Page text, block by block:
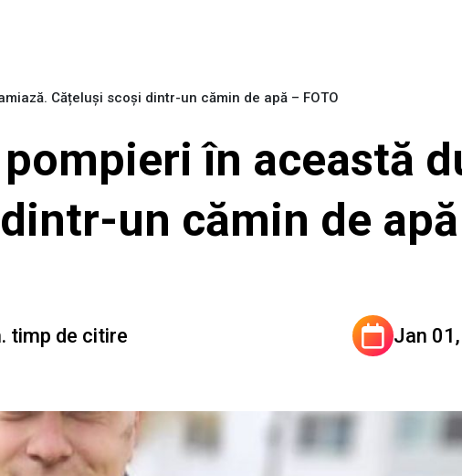
Cățeluși scoși dintr-un cămin de apă – FOTO
în această
un cămin de
timp de citire Jan